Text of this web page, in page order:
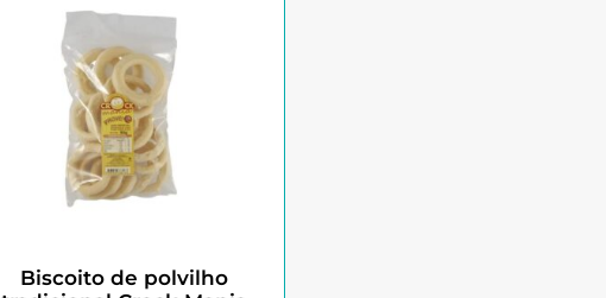
Biscoito de polvilho